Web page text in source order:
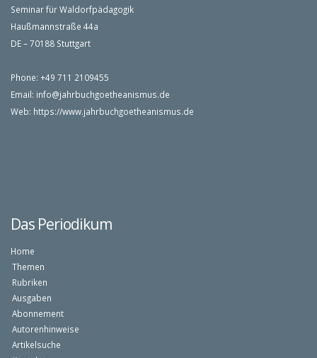
Seminar für Waldorfpädagogik
Haußmannstraße 44a
DE – 70188 Stuttgart
Phone: +49 711 2109455
Email: info@jahrbuchgoetheanismus.de
Web: https://www.jahrbuchgoetheanismus.de
Das Periodikum
Home
Themen
Rubriken
Ausgaben
Abonnement
Autorenhinweise
Artikelsuche